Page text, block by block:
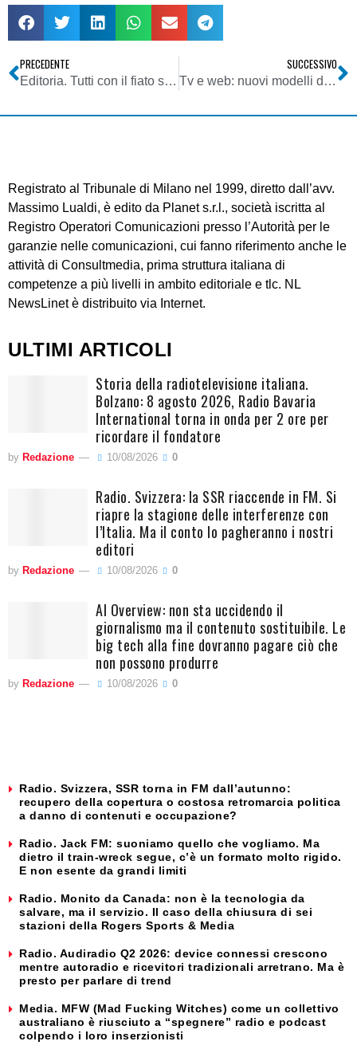
PRECEDENTE
Editoria. Tutti con il fiato sospeso per il collaudo di Murdoch sul Times
SUCCESSIVO
Tv e web: nuovi modelli di business e vecchie regole
Registrato al Tribunale di Milano nel 1999, diretto dall’avv.
Massimo Lualdi, è edito da Planet s.r.l., società iscritta al
Registro Operatori Comunicazioni presso l’Autorità per le
garanzie nelle comunicazioni, cui fanno riferimento anche le
attività di Consultmedia, prima struttura italiana di
competenze a più livelli in ambito editoriale e tlc. NL
NewsLinet è distribuito via Internet.
ULTIMI ARTICOLI
Storia della radiotelevisione italiana.
Bolzano: 8 agosto 2026, Radio Bavaria
International torna in onda per 2 ore per
ricordare il fondatore
by Redazione 10/08/2026 0
Radio. Svizzera: la SSR riaccende in FM. Si
riapre la stagione delle interferenze con
l’Italia. Ma il conto lo pagheranno i nostri
editori
by Redazione 10/08/2026 0
AI Overview: non sta uccidendo il
giornalismo ma il contenuto sostituibile. Le
big tech alla fine dovranno pagare ciò che
non possono produrre
by Redazione 10/08/2026 0
Radio. Svizzera, SSR torna in FM dall’autunno:
recupero della copertura o costosa retromarcia politica
a danno di contenuti e occupazione?
Radio. Jack FM: suoniamo quello che vogliamo. Ma
dietro il train-wreck segue, c’è un formato molto rigido.
E non esente da grandi limiti
Radio. Monito da Canada: non è la tecnologia da
salvare, ma il servizio. Il caso della chiusura di sei
stazioni della Rogers Sports & Media
Radio. Audiradio Q2 2026: device connessi crescono
mentre autoradio e ricevitori tradizionali arretrano. Ma è
presto per parlare di trend
Media. MFW (Mad Fucking Witches) come un collettivo
australiano è riusciuto a “spegnere” radio e podcast
colpendo i loro inserzionisti